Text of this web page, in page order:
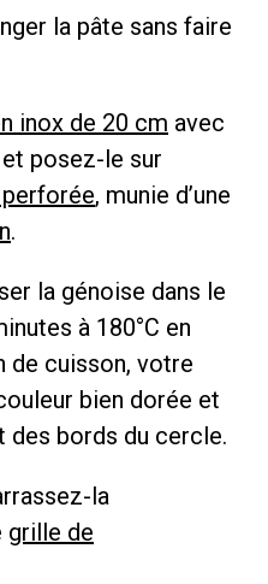
la pâte sans faire
inox de 20 cm avec
et posez-le sur
, munie d’une
.
la génoise dans le
à 180°C en
de cuisson, votre
bien dorée et
bords du cercle.
la
grille de